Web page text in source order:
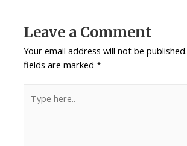
Leave a Comment
Your email address will not be published.
fields are marked*